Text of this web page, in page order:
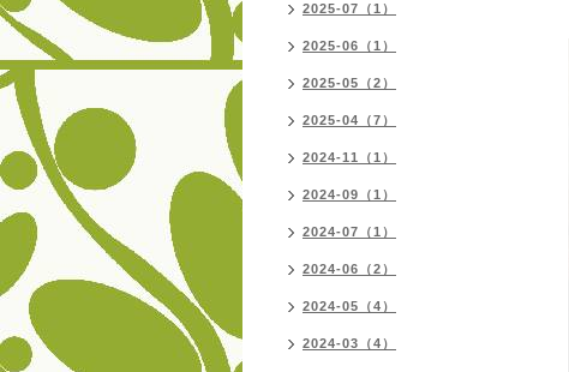
2025-07（1）
2025-06（1）
2025-05（2）
2025-04（7）
2024-11（1）
2024-09（1）
2024-07（1）
2024-06（2）
2024-05（4）
2024-03（4）